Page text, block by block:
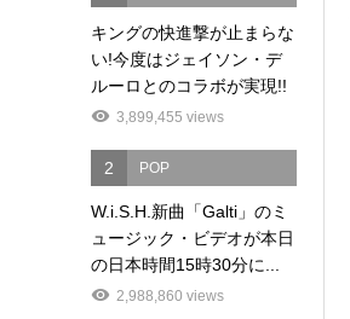
キングの快進撃が止まらな
い!今度はジェイソン・デ
ルーロとのコラボが実現!!
3,899,455 views
2 POP
W.i.S.H.新曲「Galti」のミ
ュージック・ビデオが本日
の日本時間15時30分に...
2,988,860 views